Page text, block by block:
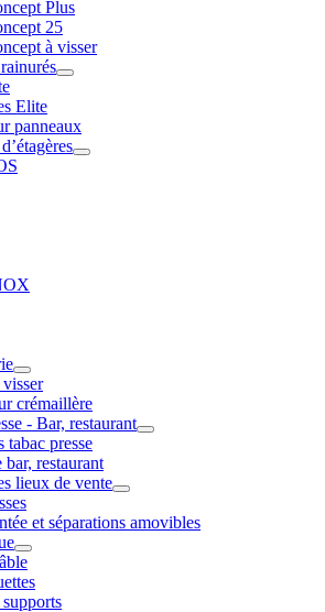
Plus
25
à visser
Elite
panneaux
visser
crémaillère
- Bar, restaurant
tabac presse
bar, restaurant
lieux de vente
et séparations amovibles